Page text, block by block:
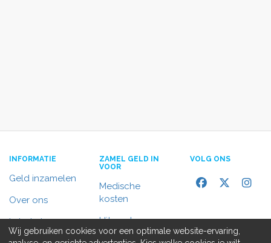
INFORMATIE
Geld inzamelen
Over ons
In het nieuws
ZAMEL GELD IN
VOOR
Medische
kosten
Uitvaart
VOLG ONS
Wij gebruiken cookies voor een optimale website-ervaring,